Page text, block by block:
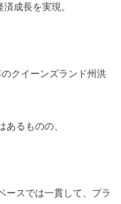
成長を実現。
クイーンズランド州洪
あるものの、
ースでは一貫して、プラ